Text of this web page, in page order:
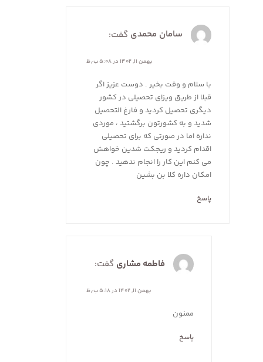
سامان محمدی گفت:
بهمن ۱۱, ۱۴۰۲ در ۵:۰۸ ب٫ظ
با سلام و وقت بخیر . دوست عزیز اگر
قبلا از طریق ویزای تحصیلی در کشور
دیگری تحصیل کردید و فارغ التحصیل
شدید و به کشورتون برگشتید ، موردی
نداره اما در صورتی که برای تحصیلی
اقدام کردید و ریجکت شدین خواهش
می کنم این کار را انجام ندهید . چون
امکان داره کلا بن بشین
پاسخ
فاطمه مشاری گفت:
بهمن ۱۱, ۱۴۰۲ در ۵:۱۸ ب٫ظ
ممنون
پاسخ